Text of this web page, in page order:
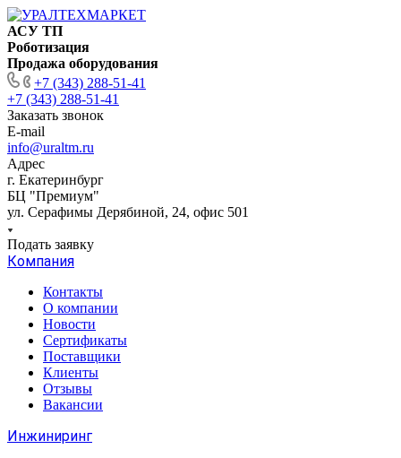
АСУ ТП
Роботизация
Продажа оборудования
+7 (343) 288-51-41
+7 (343) 288-51-41
Заказать звонок
E-mail
info@uraltm.ru
Адрес
г. Екатеринбург
БЦ "Премиум"
ул. Серафимы Дерябиной, 24, офис 501
Подать заявку
Компания
Контакты
О компании
Новости
Сертификаты
Поставщики
Клиенты
Отзывы
Вакансии
Инжиниринг